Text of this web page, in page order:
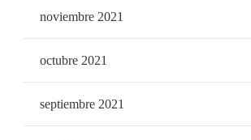
noviembre 2021
octubre 2021
septiembre 2021